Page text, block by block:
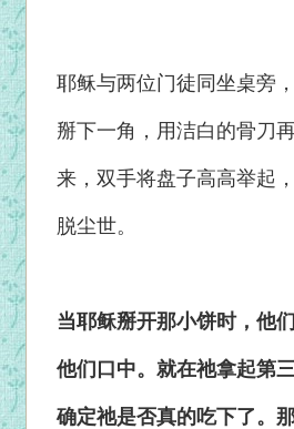
耶稣与两位门徒同坐桌旁
掰下一角，用洁白的骨刀
来，双手将盘子高高举起
脱尘世。
当耶稣掰开那小饼时，他
他们口中。就在祂拿起第
确定祂是否真的吃下了。